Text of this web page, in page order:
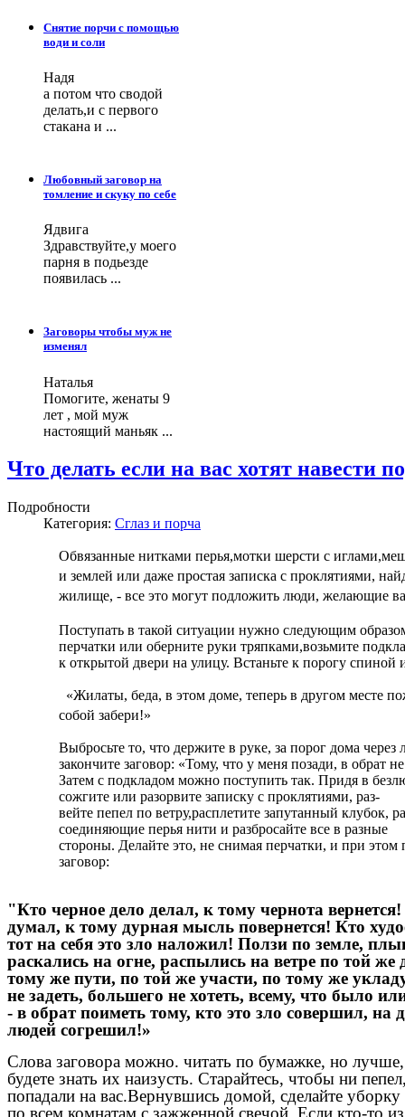
Снятие порчи с помощью
води и соли
Надя
а потом что сводой
делать,и с первого
стакана и ...
Любовный заговор на
томление и скуку по себе
Ядвига
Здравствуйте,у моего
парня в подьезде
появилась ...
Заговоры чтобы муж не
изменял
Наталья
Помогите, женаты 9
лет , мой муж
настоящий маньяк ...
Что делать если на вас хотят навести
Подробности
Категория: Сглаз и порча
Обвязанные нитками перья,мотки шерсти с
и землей или даже простая записка с проклятиями,
жилище, - все это могут подложить люди, желающие
Поступать в такой ситуации нужно следующим
перчатки или оберните руки тряпками,возьмите
к открытой двери на улицу. Встаньте к порогу спиной
«Жилаты, беда, в этом доме, теперь в другом месте
собой забери!»
Выбросьте то, что держите в руке, за порог дома через
закончите заговор: «Тому, что у меня позади, в обрат
Затем с подкладом можно поступить так. Придя в
сожгите или разорвите записку с проклятиями, раз-
вейте пепел по ветру,расплетите запутанный клубок,
соединяющие перья нити и разбросайте все в разные
стороны. Делайте это, не снимая перчатки, и при этом
заговор:
"Кто черное дело делал, к тому чернота
думал, к тому дурная мысль повернется! Кто
тот на себя это зло наложил! Ползи по земле,
раскались на огне, распылись на ветре по той же
тому же пути, по той же участи, по тому же
не задеть, большего не хотеть, всему, что было
- в обрат поиметь тому, кто это зло совершил, на
людей согрешил!»
Слова заговора можно. читать по бумажке, но
будете знать их наизусть. Старайтесь, чтобы ни
попадали на вас.Вернувшись домой, сделайте